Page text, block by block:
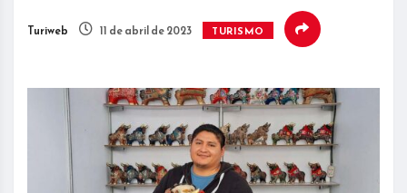
Turiweb 11 de abril de 2023 TURISMO